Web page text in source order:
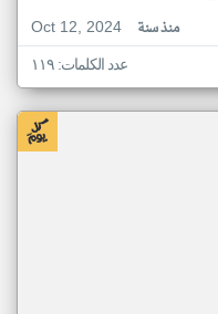
Oct 12, 2024
منذ سنة
عدد الكلمات: ١١٩